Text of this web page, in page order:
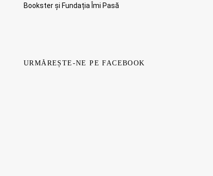
Bookster și Fundația Îmi Pasă
URMĂREȘTE-NE PE FACEBOOK